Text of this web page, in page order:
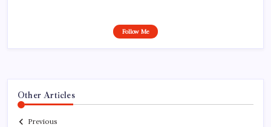
Follow Me
Other Articles
Previous